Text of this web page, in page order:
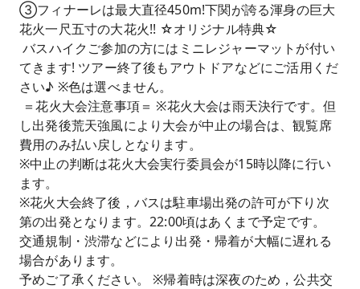
③フィナーレは最大直径450m!下関が誇る渾身の巨大
花火一尺五寸の大花火!! ☆オリジナル特典☆
バスハイクご参加の方にはミニレジャーマットが付い
てきます! ツアー終了後もアウトドアなどにご活用くだ
さい♪ ※色は選べません。
＝花火大会注意事項＝ ※花火大会は雨天決行です。但
し出発後荒天強風により大会が中止の場合は、観覧席
費用のみ払い戻しとなります。
※中止の判断は花火大会実行委員会が15時以降に行い
ます。
※花火大会終了後，バスは駐車場出発の許可が下り次
第の出発となります。22:00頃はあくまで予定です。
交通規制・渋滞などにより出発・帰着が大幅に遅れる
場合があります。
予めご了承ください。 ※帰着時は深夜のため，公共交